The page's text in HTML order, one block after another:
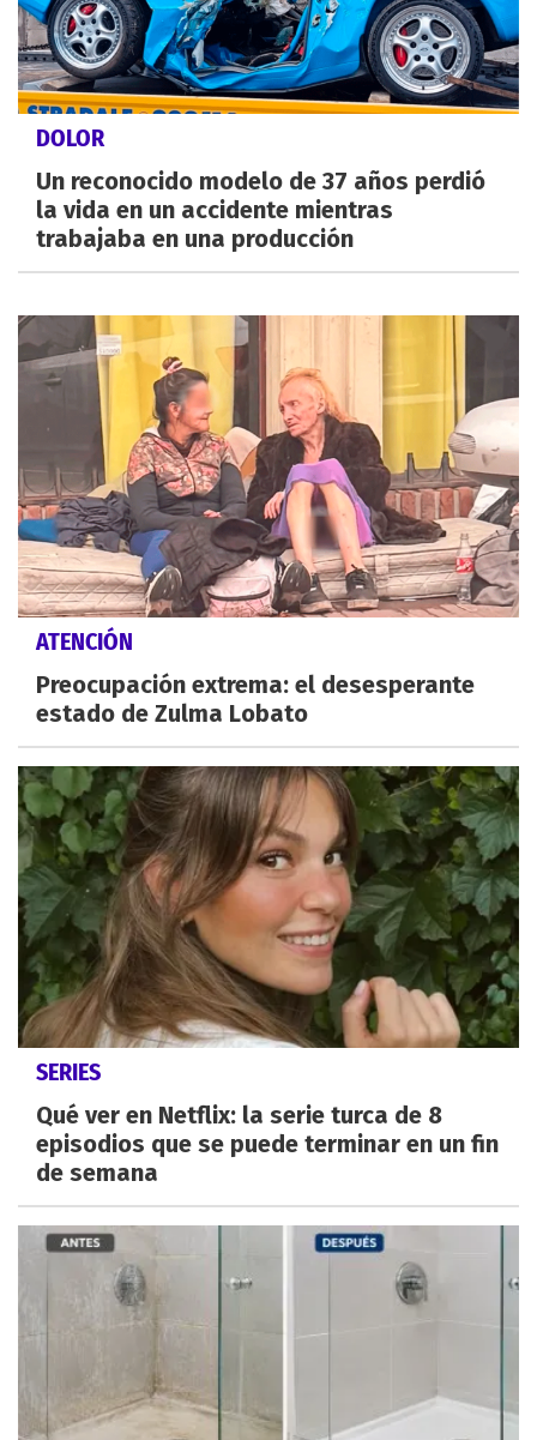
DOLOR
Un reconocido modelo de 37 años perdió
la vida en un accidente mientras
trabajaba en una producción
ATENCIÓN
Preocupación extrema: el desesperante
estado de Zulma Lobato
SERIES
Qué ver en Netflix: la serie turca de 8
episodios que se puede terminar en un fin
de semana